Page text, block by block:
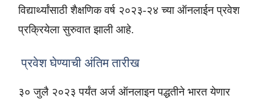
विद्यार्थ्यांसाठी शैक्षणिक वर्ष २०२३-२४ च्या ऑनलाईन प्रवेश
प्रक्रियेला सुरुवात झाली आहे.
प्रवेश घेण्याची अंतिम तारीख
३० जुलै २०२३ पर्यंत अर्ज ऑनलाइन पद्धतीने भारत येणार